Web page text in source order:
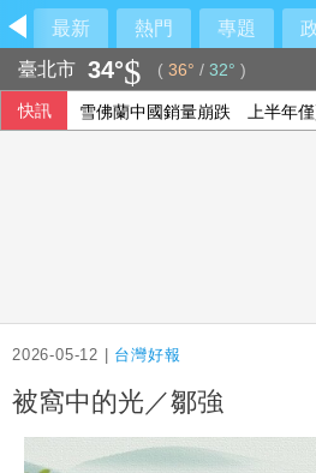
最新 熱門 專題
臺北市 34° ( 36° / 32° )
快訊 雪佛蘭中國銷量崩跌 上半年
2026-05-12 | 台灣好報
被窩中的光／鄒強